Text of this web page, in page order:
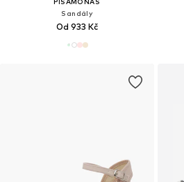
Sandály
Od 933 Kč